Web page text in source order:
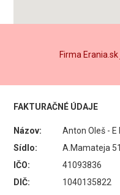
Firma
FAKTURAČNÉ ÚDAJE
Názov:
Anton Oleš - E
Sídlo:
A.Mamateja
IČO:
41093836
DIČ:
1040135822